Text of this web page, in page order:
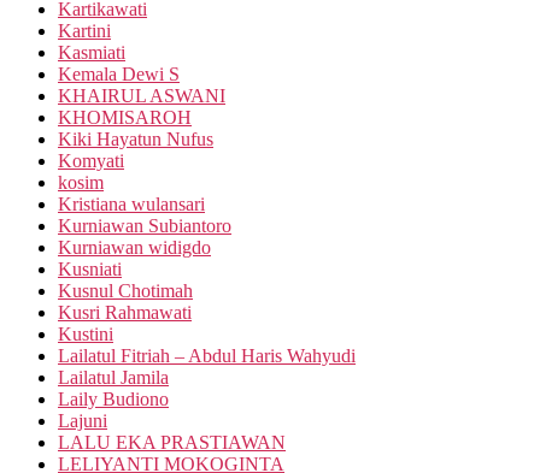
Kartikawati
Kartini
Kasmiati
Kemala Dewi S
KHAIRUL ASWANI
KHOMISAROH
Kiki Hayatun Nufus
Komyati
kosim
Kristiana wulansari
Kurniawan Subiantoro
Kurniawan widigdo
Kusniati
Kusnul Chotimah
Kusri Rahmawati
Kustini
Lailatul Fitriah – Abdul Haris Wahyudi
Lailatul Jamila
Laily Budiono
Lajuni
LALU EKA PRASTIAWAN
LELIYANTI MOKOGINTA